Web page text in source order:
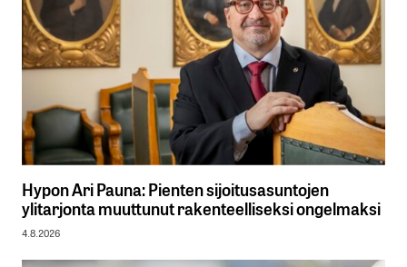
Hypon Ari Pauna: Pienten sijoitusasuntojen
ylitarjonta muuttunut rakenteelliseksi ongelmaksi
4.8.2026